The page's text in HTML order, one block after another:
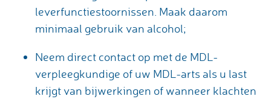
leverfunctiestoornissen. Maak daarom
minimaal gebruik van alcohol;
Neem direct contact op met de MDL-
verpleegkundige of uw MDL-arts als u last
krijgt van bijwerkingen of wanneer klachten